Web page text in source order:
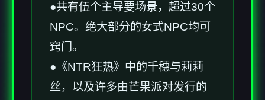
●共有伍个主导要场景，超过30个
NPC。绝大部分的女式NPC均可
窍门。
●《NTR狂热》中的千穗与莉莉
丝，以及许多由芒果派对发行的